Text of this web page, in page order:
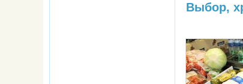
Выбор,